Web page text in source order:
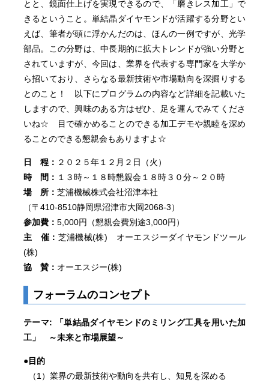
とと、鏡面仕上げを実現できるので、「磨きレス加工」で
きるということ。単結晶ダイヤモンドが活躍する分野とい
えば、筆者が頭に浮かんだのは、ほんの一例ですが、光学
部品。この分野は、中長期的に拡大トレンドが強い分野と
されていますが、今回は、業界を代表する専門家を大学か
ら招いており、さらなる最新技術や市場動向を深掘りする
とのこと！ 以下にプログラムの内容など詳細を記載いた
しますので、興味のある方はぜひ、足を運んでみてくださ
いね☆ 目で確かめることのできる加工デモや親睦を深め
ることのできる懇親会もありますよ☆
日 程： ２０２５年１２月２日（火）
時 間： １３時～１８時懇親会１８時３０分～２０時
場 所： 芝浦機械株式会社沼津本社
（〒410-8510静岡県沼津市大岡2068-3）
参加費： 5,000円（懇親会費別途3,000円）
主 催： 芝浦機械(株) オーエスジーダイヤモンドツール
(株)
協 賛： オーエスジー(株)
フォーラムのコンセプト
テーマ: 「単結晶ダイヤモンドのミリング工具を用いた加
工」 ～未来と市場展望～
●目的
（1）業界の最新技術や動向を共有し、知見を深める